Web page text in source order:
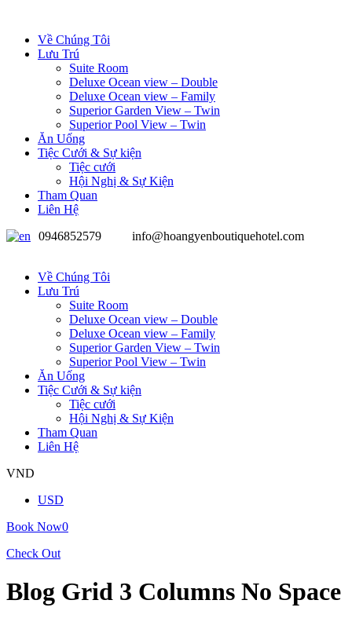
Về Chúng Tôi
Lưu Trú
Suite Room
Deluxe Ocean view – Double
Deluxe Ocean view – Family
Superior Garden View – Twin
Superior Pool View – Twin
Ăn Uống
Tiệc Cưới & Sự kiện
Tiệc cưới
Hội Nghị & Sự Kiện
Tham Quan
Liên Hệ
0946852579
info@hoangyenboutiquehotel.com
Về Chúng Tôi
Lưu Trú
Suite Room
Deluxe Ocean view – Double
Deluxe Ocean view – Family
Superior Garden View – Twin
Superior Pool View – Twin
Ăn Uống
Tiệc Cưới & Sự kiện
Tiệc cưới
Hội Nghị & Sự Kiện
Tham Quan
Liên Hệ
VND
USD
Book Now0
Check Out
Blog Grid 3 Columns No Space